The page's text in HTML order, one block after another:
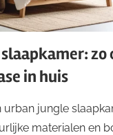
zo
in huis
urban jungle
materialen en